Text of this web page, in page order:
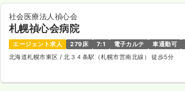
社会医療法人禎心会
札幌禎心会病院
エージェント求人 279床 7:1 電子カルテ 車通勤可
北海道札幌市東区/ 北３４条駅（札幌市営南北線） 徒歩5分